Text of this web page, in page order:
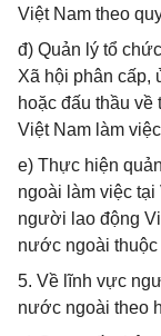
Việt Nam theo
đ) Quản lý tổ
Xã hội phân cấp,
hoặc đấu thầu
Việt Nam làm
e) Thực hiện
ngoài làm việc
người lao động
nước ngoài
5. Về lĩnh vực
nước ngoài theo